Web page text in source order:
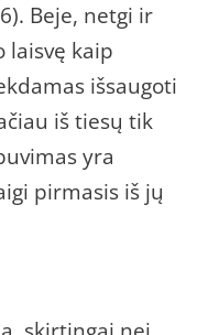
Beje, netgi ir
laisvę kaip
išsaugoti
iš tiesų tik
yra
pirmasis iš jų